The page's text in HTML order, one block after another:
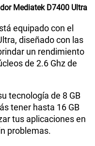
Mediatek D7400 Ultra
equipado con el
diseñado con las
un rendimiento
de 2.6 Ghz de
tecnología de 8 GB
tener hasta 16 GB
tus aplicaciones en
problemas.